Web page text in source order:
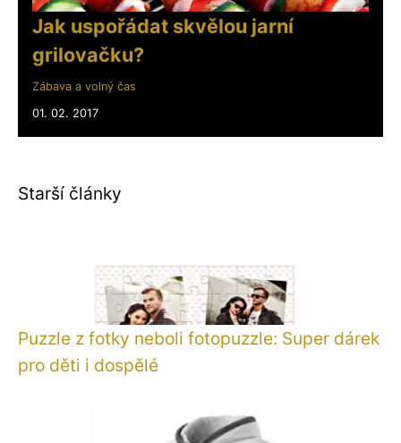
Jak uspořádat skvělou jarní
grilovačku?
Zábava a volný čas
01. 02. 2017
Starší články
Puzzle z fotky neboli fotopuzzle: Super dárek
pro děti i dospělé